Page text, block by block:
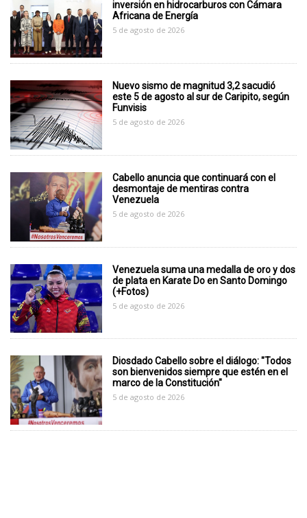
inversión en hidrocarburos con Cámara
Africana de Energía
5 de agosto de 2026
Nuevo sismo de magnitud 3,2 sacudió
este 5 de agosto al sur de Caripito, según
Funvisis
5 de agosto de 2026
Cabello anuncia que continuará con el
desmontaje de mentiras contra
Venezuela
5 de agosto de 2026
Venezuela suma una medalla de oro y dos
de plata en Karate Do en Santo Domingo
(+Fotos)
5 de agosto de 2026
Diosdado Cabello sobre el diálogo: "Todos
son bienvenidos siempre que estén en el
marco de la Constitución"
5 de agosto de 2026